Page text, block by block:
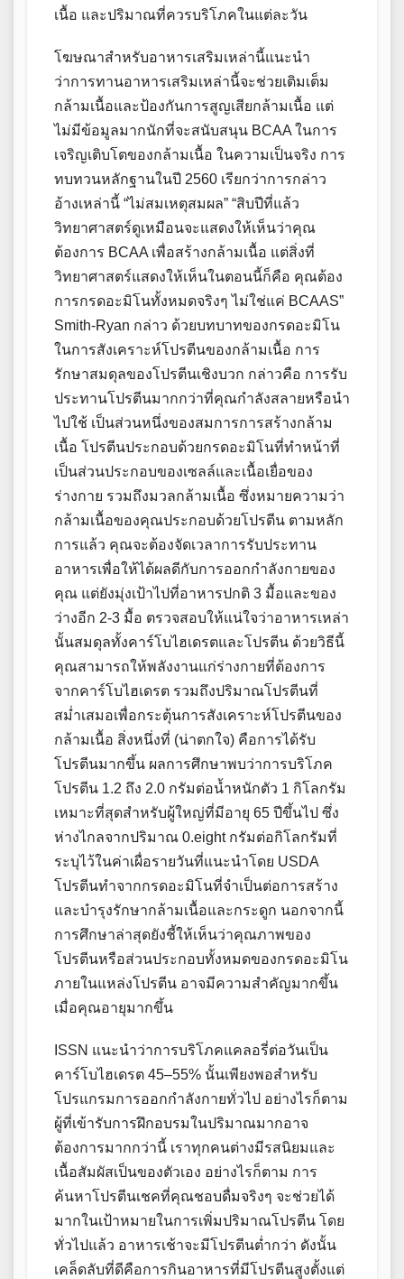
เนื้อ และปริมาณที่ควรบริโภคในแต่ละวัน
โฆษณาสำหรับอาหารเสริมเหล่านี้แนะนำ
ว่าการทานอาหารเสริมเหล่านี้จะช่วยเติมเต็ม
กล้ามเนื้อและป้องกันการสูญเสียกล้ามเนื้อ แต่
ไม่มีข้อมูลมากนักที่จะสนับสนุน BCAA ในการ
เจริญเติบโตของกล้ามเนื้อ ในความเป็นจริง การ
ทบทวนหลักฐานในปี 2560 เรียกว่าการกล่าว
อ้างเหล่านี้ “ไม่สมเหตุสมผล” “สิบปีที่แล้ว
วิทยาศาสตร์ดูเหมือนจะแสดงให้เห็นว่าคุณ
ต้องการ BCAA เพื่อสร้างกล้ามเนื้อ แต่สิ่งที่
วิทยาศาสตร์แสดงให้เห็นในตอนนี้ก็คือ คุณต้อง
การกรดอะมิโนทั้งหมดจริงๆ ไม่ใช่แค่ BCAAS”
Smith-Ryan กล่าว ด้วยบทบาทของกรดอะมิโน
ในการสังเคราะห์โปรตีนของกล้ามเนื้อ การ
รักษาสมดุลของโปรตีนเชิงบวก กล่าวคือ การรับ
ประทานโปรตีนมากกว่าที่คุณกำลังสลายหรือนำ
ไปใช้ เป็นส่วนหนึ่งของสมการการสร้างกล้าม
เนื้อ โปรตีนประกอบด้วยกรดอะมิโนที่ทำหน้าที่
เป็นส่วนประกอบของเซลล์และเนื้อเยื่อของ
ร่างกาย รวมถึงมวลกล้ามเนื้อ ซึ่งหมายความว่า
กล้ามเนื้อของคุณประกอบด้วยโปรตีน ตามหลัก
การแล้ว คุณจะต้องจัดเวลาการรับประทาน
อาหารเพื่อให้ได้ผลดีกับการออกกำลังกายของ
คุณ แต่ยังมุ่งเป้าไปที่อาหารปกติ 3 มื้อและของ
ว่างอีก 2-3 มื้อ ตรวจสอบให้แน่ใจว่าอาหารเหล่า
นั้นสมดุลทั้งคาร์โบไฮเดรตและโปรตีน ด้วยวิธีนี้
คุณสามารถให้พลังงานแก่ร่างกายที่ต้องการ
จากคาร์โบไฮเดรต รวมถึงปริมาณโปรตีนที่
สม่ำเสมอเพื่อกระตุ้นการสังเคราะห์โปรตีนของ
กล้ามเนื้อ สิ่งหนึ่งที่ (น่าตกใจ) คือการได้รับ
โปรตีนมากขึ้น ผลการศึกษาพบว่าการบริโภค
โปรตีน 1.2 ถึง 2.0 กรัมต่อน้ำหนักตัว 1 กิโลกรัม
เหมาะที่สุดสำหรับผู้ใหญ่ที่มีอายุ 65 ปีขึ้นไป ซึ่ง
ห่างไกลจากปริมาณ 0.eight กรัมต่อกิโลกรัมที่
ระบุไว้ในค่าเผื่อรายวันที่แนะนำโดย USDA
โปรตีนทำจากกรดอะมิโนที่จำเป็นต่อการสร้าง
และบำรุงรักษากล้ามเนื้อและกระดูก นอกจากนี้
การศึกษาล่าสุดยังชี้ให้เห็นว่าคุณภาพของ
โปรตีนหรือส่วนประกอบทั้งหมดของกรดอะมิโน
ภายในแหล่งโปรตีน อาจมีความสำคัญมากขึ้น
เมื่อคุณอายุมากขึ้น
ISSN แนะนำว่าการบริโภคแคลอรี่ต่อวันเป็น
คาร์โบไฮเดรต 45–55% นั้นเพียงพอสำหรับ
โปรแกรมการออกกำลังกายทั่วไป อย่างไรก็ตาม
ผู้ที่เข้ารับการฝึกอบรมในปริมาณมากอาจ
ต้องการมากกว่านี้ เราทุกคนต่างมีรสนิยมและ
เนื้อสัมผัสเป็นของตัวเอง อย่างไรก็ตาม การ
ค้นหาโปรตีนเชคที่คุณชอบดื่มจริงๆ จะช่วยได้
มากในเป้าหมายในการเพิ่มปริมาณโปรตีน โดย
ทั่วไปแล้ว อาหารเช้าจะมีโปรตีนต่ำกว่า ดังนั้น
เคล็ดลับที่ดีคือการกินอาหารที่มีโปรตีนสูงตั้งแต่